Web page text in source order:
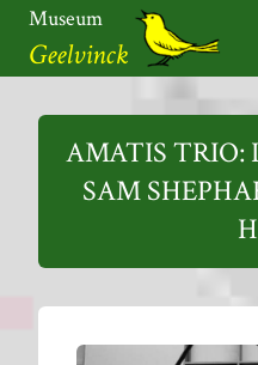
naar
de
Museum
Geelvinck
Geelvinck
AMATIS TRIO:
SAM